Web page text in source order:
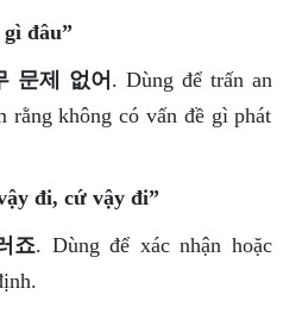
đâu”
문제 없어 . Dùng để trấn an
rằng không có vấn đề gì phát
đi, cứ vậy đi”
죠. Dùng để xác nhận hoặc